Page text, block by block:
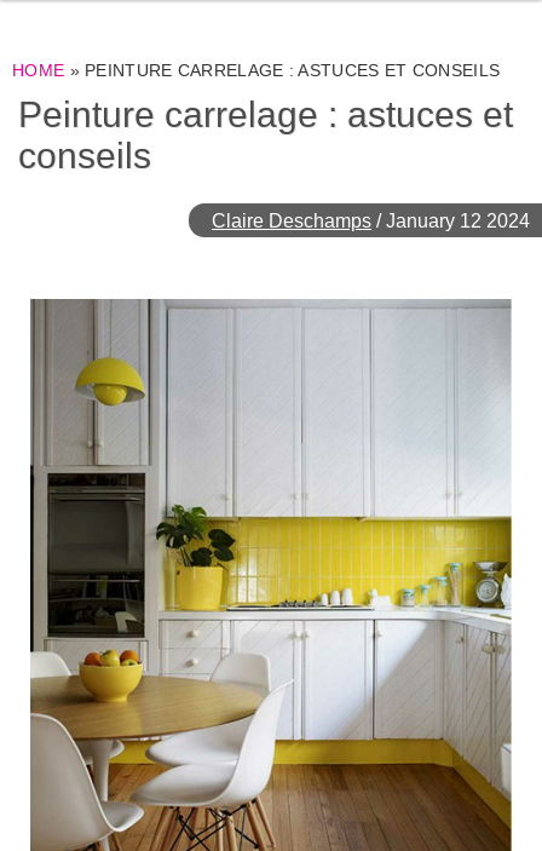
HOME » PEINTURE CARRELAGE : ASTUCES ET CONSEILS
Peinture carrelage : astuces et
conseils
Claire Deschamps /January 12 2024